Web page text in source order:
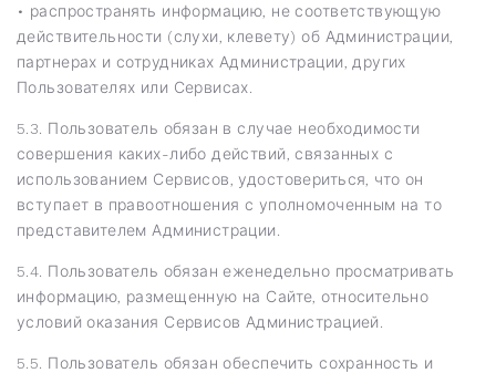
• распространять информацию, не соответствующую
действительности (слухи, клевету) об Администрации,
партнерах и сотрудниках Администрации, других
Пользователях или Сервисах.
5.3. Пользователь обязан в случае необходимости
совершения каких-либо действий, связанных с
использованием Сервисов, удостовериться, что он
вступает в правоотношения с уполномоченным на то
представителем Администрации.
5.4. Пользователь обязан еженедельно просматривать
информацию, размещенную на Сайте, относительно
условий оказания Сервисов Администрацией.
5.5. Пользователь обязан обеспечить сохранность и